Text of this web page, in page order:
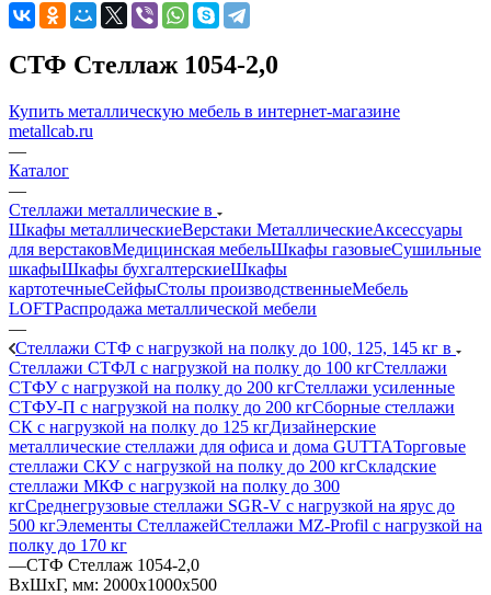
СТФ Стеллаж 1054-2,0
Купить металлическую мебель в интернет-магазине
metallcab.ru
—
Каталог
—
Стеллажи металлические в
Шкафы металлическиеВерстаки МеталлическиеАксессуары
для верстаковМедицинская мебельШкафы газовыеСушильные
шкафыШкафы бухгалтерскиеШкафы
картотечныеСейфыСтолы производственныеМебель
LOFTРаспродажа металлической мебели
—
Стеллажи СТФ с нагрузкой на полку до 100, 125, 145 кг в
Стеллажи СТФЛ с нагрузкой на полку до 100 кгСтеллажи
СТФУ с нагрузкой на полку до 200 кгСтеллажи усиленные
СТФУ-П с нагрузкой на полку до 200 кгСборные стеллажи
СК с нагрузкой на полку до 125 кгДизайнерские
металлические стеллажи для офиса и дома GUTTAТорговые
стеллажи СКУ с нагрузкой на полку до 200 кгСкладские
стеллажи МКФ с нагрузкой на полку до 300
кгСреднегрузовые стеллажи SGR-V с нагрузкой на ярус до
500 кгЭлементы СтеллажейСтеллажи MZ-Profil с нагрузкой на
полку до 170 кг
—СТФ Стеллаж 1054-2,0
ВхШхГ, мм: 2000x1000x500